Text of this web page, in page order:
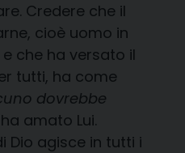
Credere che il
cioè uomo in
che ha versato il
tutti, ha come
dovrebbe
amato Lui.
Dio agisce in tutti i